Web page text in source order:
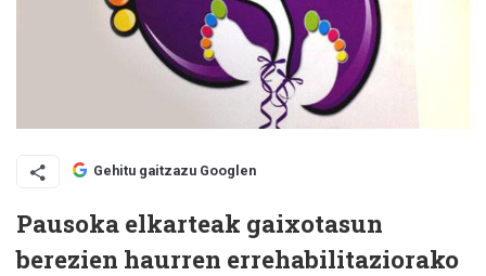
Gehitu gaitzazu Googlen
Pausoka elkarteak gaixotasun
berezien haurren errehabilitaziorako